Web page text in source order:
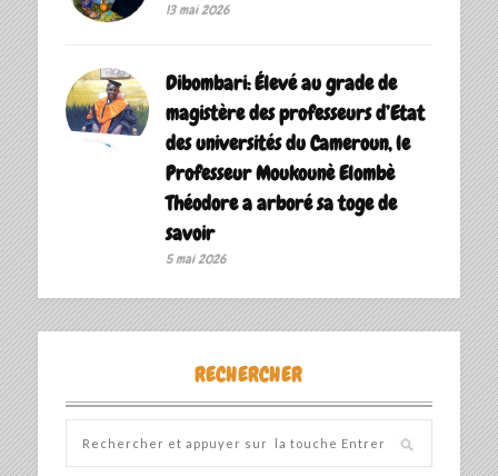
13 mai 2026
Dibombari: Élevé au grade de
magistère des professeurs d’Etat
des universités du Cameroun, le
Professeur Moukounè Elombè
Théodore a arboré sa toge de
savoir ‎
5 mai 2026
RECHERCHER